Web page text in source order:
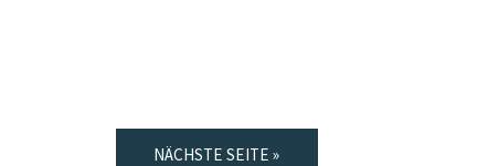
NÄCHSTE SEITE »